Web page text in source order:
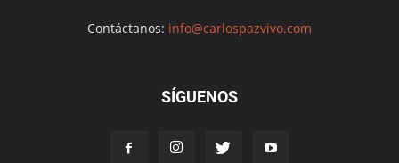
Contáctanos: info@carlospazvivo.com
SÍGUENOS